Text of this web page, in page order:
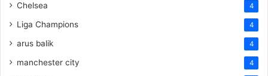
Chelsea 4
Liga Champions 4
arus balik 4
manchester city 4